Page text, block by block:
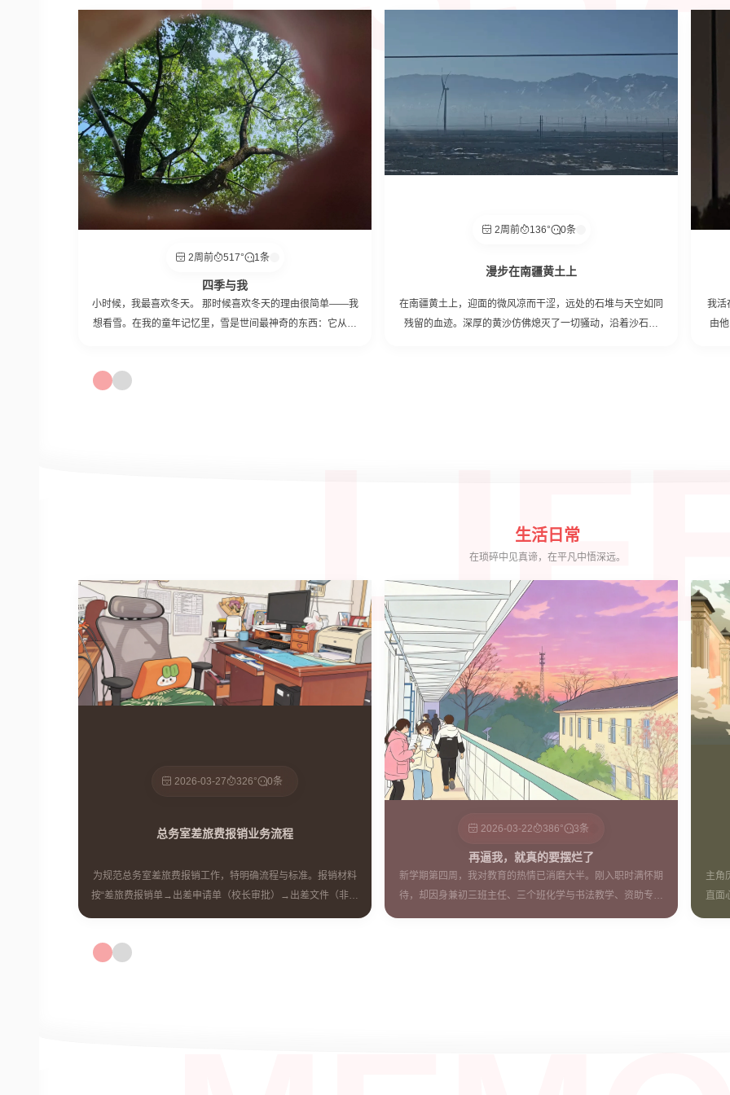
2周前 517° 1条
四季与我
小时候，我最喜欢冬天。 那时候喜欢冬天的理由很简单——我
想看雪。在我的童年记忆里，雪是世间最神奇的东西：它从灰
那“咯吱咯吱”的声响；会和伙伴们堆一个歪歪扭扭的雪人，用
2周前 136° 0条
漫步在南疆黄土上
在南疆黄土上，迎面的微风凉而干涩，远处的石堆与天空如同
残留的血迹。深厚的黄沙仿佛熄灭了一切骚动，沿着沙石漫
我活
由
生活日常
在琐碎中见真谛，在平凡中悟深远。
2026-03-27 326° 0条
总务室差旅费报销业务流程
为规范总务室差旅费报销工作，特明确流程与标准。报销材料
按“差旅费报销单→出差申请单（校长审批）→出差文件（非必
单据数如实统计。粘贴单规范填票据张数与金额，且高铁仅报
2026-03-22 386° 3条
再逼我，就真的要摆烂了
新学期第四周，我对教育的热情已消磨大半。刚入职时满怀期
待，却因身兼初三班主任、三个班化学与书法教学、资助专干
主角
直面